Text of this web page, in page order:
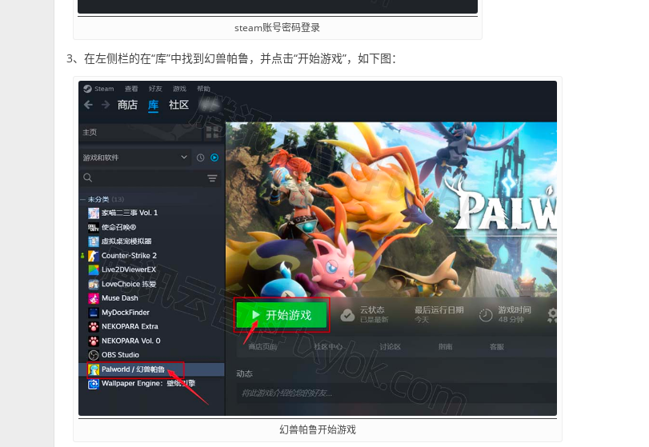
steam账号密码登录
3、在左侧栏的在“库”中找到幻兽帕鲁，并点击“开始游戏”，如下图：
幻兽帕鲁开始游戏